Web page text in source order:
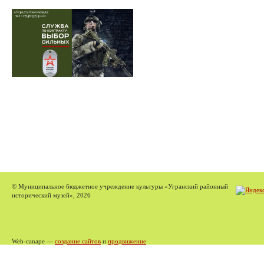
© Муниципальное бюджетное учреждение культуры «Угранский районный
исторический музей», 2026
Web-canape — создание сайтов и продвижение